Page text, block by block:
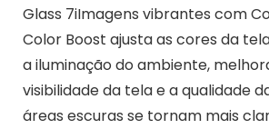
Glass 7iImagens vibrantes com
Color Boost ajusta as cores da
a iluminação do ambiente,
visibilidade da tela e a qualidade
áreas escuras se tornam mais